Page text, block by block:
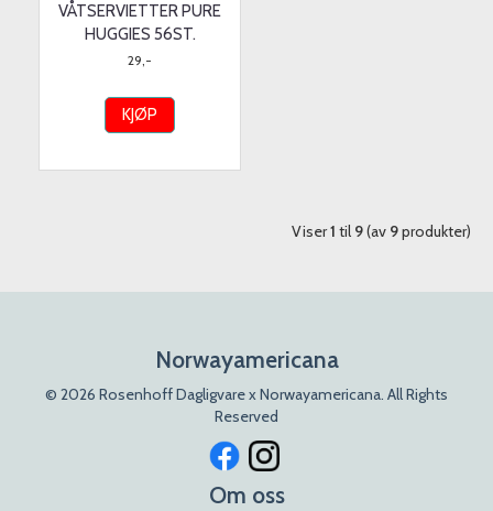
VÅTSERVIETTER PURE
HUGGIES 56ST.
29,-
KJØP
Viser1 til 9(av 9produkter)
Norwayamericana
© 2026 Rosenhoff Dagligvare x Norwayamericana. All Rights
Reserved
Om oss